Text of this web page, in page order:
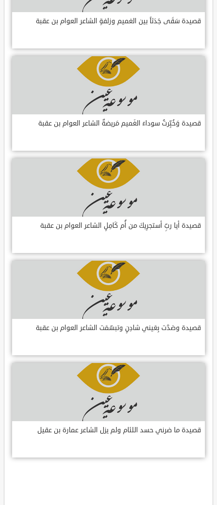
قصيدة سَقَى جَدَثاً بين الغميم وزلفةٍ الشاعر العوام بن عقبة
قصيدة وَخُبِّرتُ سوداءَ الغَميم مَريضةٌ الشاعر العوام بن عقبة
قصيدة أيا ربِّ أستجرِيكَ من أُم كَامِلٍ الشاعر العوام بن عقبة
قصيدة وصَدَّت بِعَيني شادِنٍ وتبسّمَت الشاعر العوام بن عقبة
قصيدة ما ضرني حسد اللئام ولم يزل الشاعر عمارة بن عقيل